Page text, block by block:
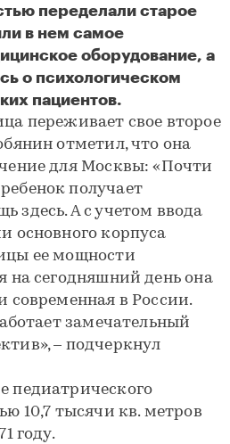
переделали старое
в нем самое
оборудование, а
о психологическом
пациентов.
и подводный мир
переживает свое второе
отметил, что она
для Москвы: «Почти
получает
здесь. А с учетом ввода
основного корпуса
ее мощности
на сегодняшний день она
современная в России.
замечательный
– подчеркнул
педиатрического
10,7 тысячи кв. метров
году.